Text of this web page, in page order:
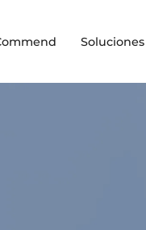
Soluciones